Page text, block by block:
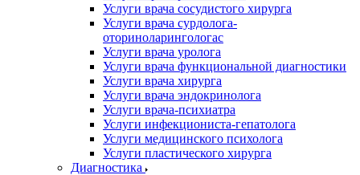
Услуги врача сосудистого хирурга
Услуги врача сурдолога-
оториноларингологас
Услуги врача уролога
Услуги врача функциональной диагностики
Услуги врача хирурга
Услуги врача эндокринолога
Услуги врача-психиатра
Услуги инфекциониста-гепатолога
Услуги медицинского психолога
Услуги пластического хирурга
Диагностика